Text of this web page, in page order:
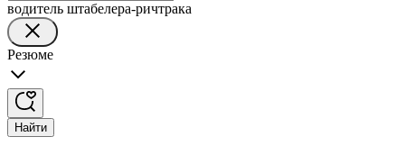
водитель штабелера-ричтрака
Резюме
Найти